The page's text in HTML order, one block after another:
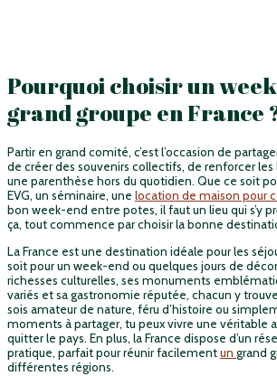
Pourquoi choisir un
grand groupe en France
Partir en grand comité, c’est l’occasion de
de créer des souvenirs collectifs, de renforcer
une parenthèse hors du quotidien. Que ce soit
EVG, un séminaire, une location de maison pour
bon week-end entre potes, il faut un lieu qui s’y
ça, tout commence par choisir la bonne
La France est une destination idéale pour les
soit pour un week-end ou quelques jours de
richesses culturelles, ses monuments
variés et sa gastronomie réputée, chacun y
sois amateur de nature, féru d’histoire ou
moments à partager, tu peux vivre une véritable
quitter le pays. En plus, la France dispose d’un
pratique, parfait pour réunir facilementun grand
différentes régions.